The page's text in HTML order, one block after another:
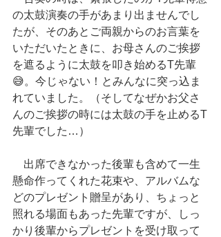
の太鼓演奏の手があまり出ませんでし
たが、そのあとご両親からのお言葉を
いただいたときに、お母さんのご挨拶
を遮るように太鼓を叩き始めるT先輩
😅。今じゃない！とみんなに突っ込ま
れていました。（そしてなぜかお父さ
んのご挨拶の時には太鼓の手を止めるT
先輩でした…）
出席できなかった後輩も含めて一生
懸命作ってくれた花束や、アルバムな
どのプレゼント贈呈があり、ちょっと
照れる場面もあった先輩ですが、しっ
かり後輩からプレゼントを受け取って